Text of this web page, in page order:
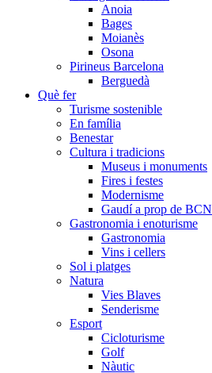
Anoia
Bages
Moianès
Osona
Pirineus Barcelona
Berguedà
Què fer
Turisme sostenible
En família
Benestar
Cultura i tradicions
Museus i monuments
Fires i festes
Modernisme
Gaudí a prop de BCN
Gastronomia i enoturisme
Gastronomia
Vins i cellers
Sol i platges
Natura
Vies Blaves
Senderisme
Esport
Cicloturisme
Golf
Nàutic